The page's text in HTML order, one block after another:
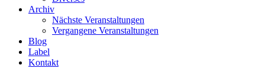
Archiv
Nächste Veranstaltungen
Vergangene Veranstaltungen
Blog
Label
Kontakt